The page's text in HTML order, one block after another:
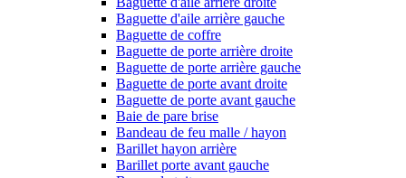
Baguette d'aile arrière gauche
Baguette de coffre
Baguette de porte arrière droite
Baguette de porte arrière gauche
Baguette de porte avant droite
Baguette de porte avant gauche
Baie de pare brise
Bandeau de feu malle / hayon
Barillet hayon arrière
Barillet porte avant gauche